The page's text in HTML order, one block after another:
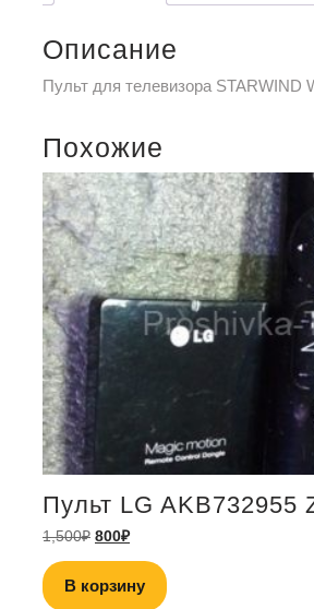
Описание
Пульт для телевизора STARWIND
Похожие
Пульт LG AKB732955
1,500₽ 800₽
В корзину